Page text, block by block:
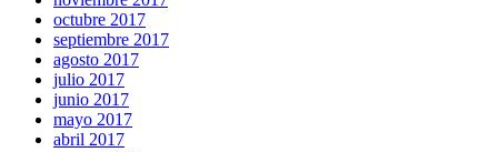
octubre 2017
septiembre 2017
agosto 2017
julio 2017
junio 2017
mayo 2017
abril 2017